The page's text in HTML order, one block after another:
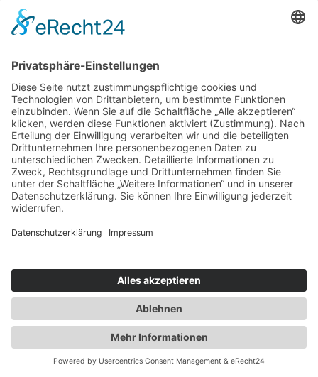
Name *
E-Mail *
Telefon *
Firma *
Nachricht *
Ich stimme der Speicherung der Daten zur Verarbeitung im Sinne
der DSGVO zu. Weitere Details findest du in der